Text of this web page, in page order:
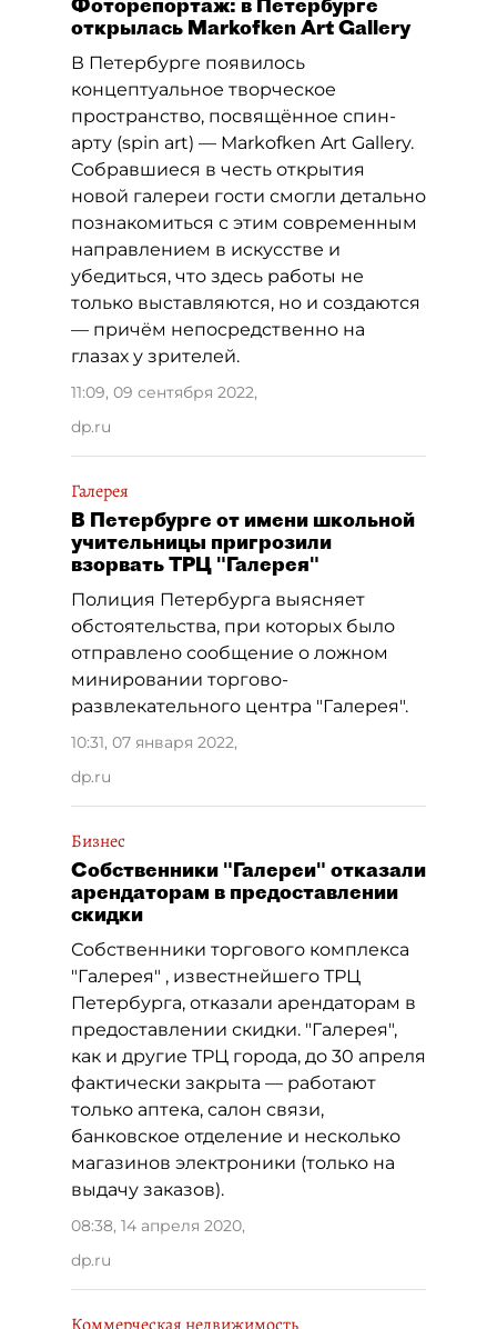
открылась Markofken Art Gallery
В Петербурге появилось
концептуальное творческое
пространство, посвящённое спин-
арту (spin art) — Markofken Art Gallery.
Собравшиеся в честь открытия
новой галереи гости смогли детально
познакомиться с этим современным
направлением в искусстве и
убедиться, что здесь работы не
только выставляются, но и создаются
— причём непосредственно на
глазах у зрителей.
11:09, 09 сентября 2022,
dp.ru
Галерея
В Петербурге от имени школьной
учительницы пригрозили
взорвать ТРЦ "Галерея"
Полиция Петербурга выясняет
обстоятельства, при которых было
отправлено сообщение о ложном
минировании торгово-
развлекательного центра "Галерея".
10:31, 07 января 2022,
dp.ru
Бизнес
Собственники "Галереи" отказали
арендаторам в предоставлении
скидки
Собственники торгового комплекса
"Галерея" , известнейшего ТРЦ
Петербурга, отказали арендаторам в
предоставлении скидки. "Галерея",
как и другие ТРЦ города, до 30 апреля
фактически закрыта — работают
только аптека, салон связи,
банковское отделение и несколько
магазинов электроники (только на
выдачу заказов).
08:38, 14 апреля 2020,
dp.ru